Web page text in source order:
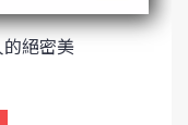
絕密美